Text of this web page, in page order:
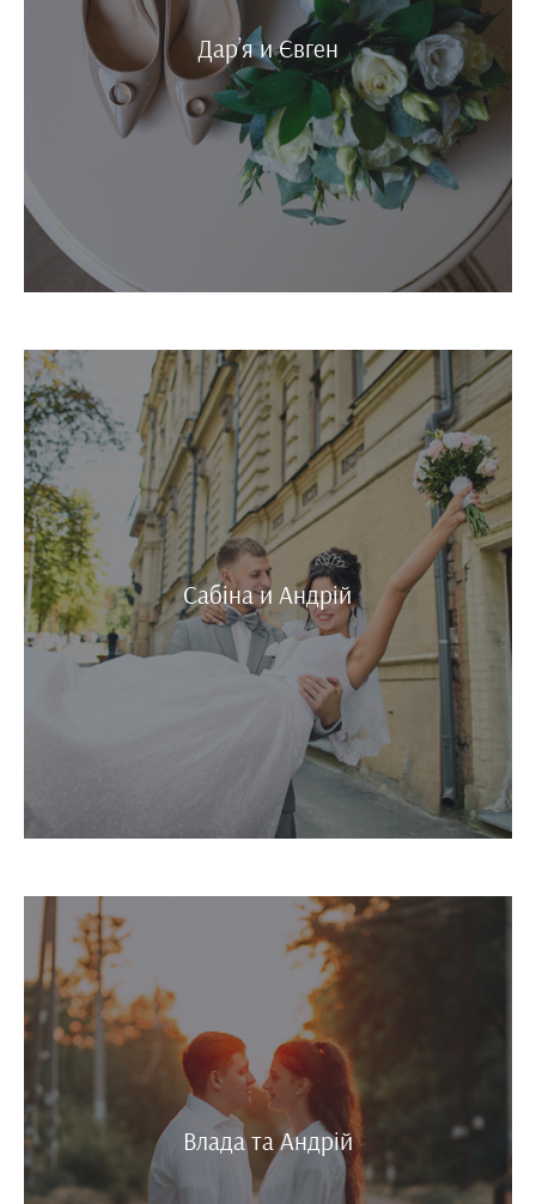
Дар’я и Євген
Сабіна и Андрій
Влада та Андрій